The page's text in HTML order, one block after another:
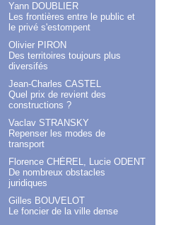
Yann DOUBLIER
Les frontières entre le public et
le privé s'estompent
Olivier PIRON
Des territoires toujours plus
diversifés
Jean-Charles CASTEL
Quel prix de revient des
constructions ?
Vaclav STRANSKY
Repenser les modes de
transport
Florence CHÉREL, Lucie ODENT
De nombreux obstacles
juridiques
Gilles BOUVELOT
Le foncier de la ville dense